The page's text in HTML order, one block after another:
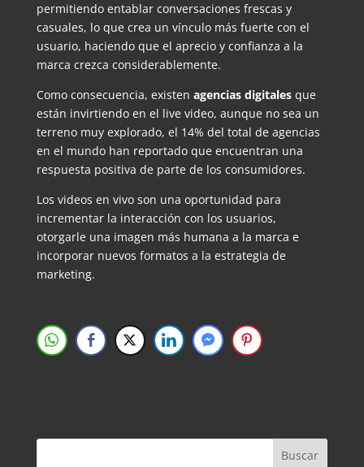
permitiendo entablar conversaciones frescas y
casuales, lo que crea un vínculo más fuerte con el
usuario, haciendo que el aprecio y confianza a la
marca crezca considerablemente.
Como consecuencia, existen agencias digitalesque
están invirtiendo en el live video, aunque no sea un
terreno muy explorado, el 14% del total de agencias
en el mundo han reportado que encuentran una
respuesta positiva de parte de los consumidores.
Los videos en vivo son una oportunidad para
incrementar la interacción con los usuarios,
otorgarle una imagen más humana a la marca e
incorporar nuevos formatos a la estrategia de
marketing.